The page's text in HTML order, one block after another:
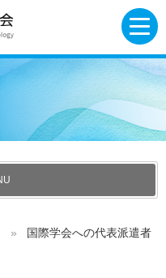
»
国際学会への代表派遣者